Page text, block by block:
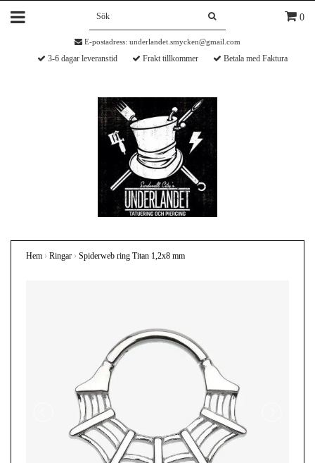
0
E-postadress: underlandet.smycken@gmail.com
3-6 dagar leveranstid Frakt tillkommer Betala med Faktura
Hem › Ringar › Spiderweb ring Titan 1,2x8 mm